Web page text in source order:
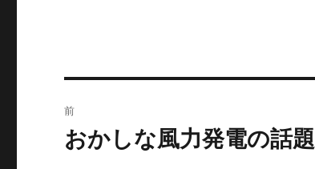
稿
前
前
おかしな風力発電の話題